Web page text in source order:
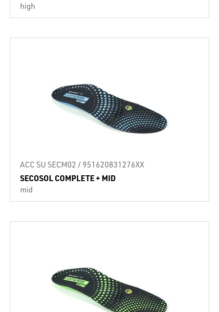
high
ACC SU SECM02 / 951620831276XX
SECOSOL COMPLETE + MID
mid